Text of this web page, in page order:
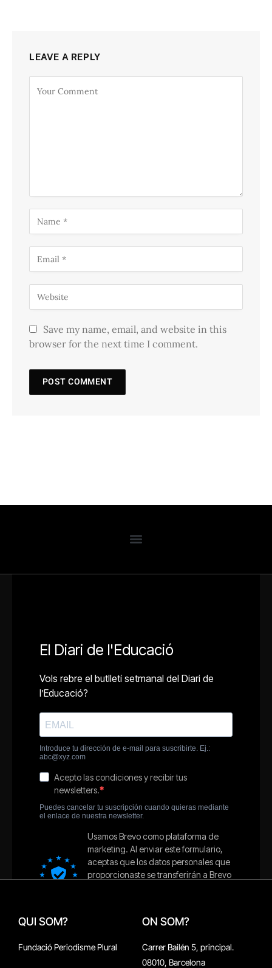
LEAVE A REPLY
Save my name, email, and website in this
browser for the next time I comment.
QUI SOM?
Fundació Periodisme Plural
ON SOM?
Carrer Bailén 5, principal.
08010, Barcelona